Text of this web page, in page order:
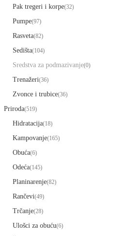
Pak tregeri i korpe(32)
Pumpe(97)
Rasveta(82)
Sedišta(104)
Sredstva za podmazivanje(0)
Trenažeri(36)
Zvonce i trubice(36)
Priroda(519)
Hidratacija(18)
Kampovanje(165)
Obuća(6)
Odeća(145)
Planinarenje(82)
Rančevi(49)
Trčanje(28)
Ulošci za obuću(6)